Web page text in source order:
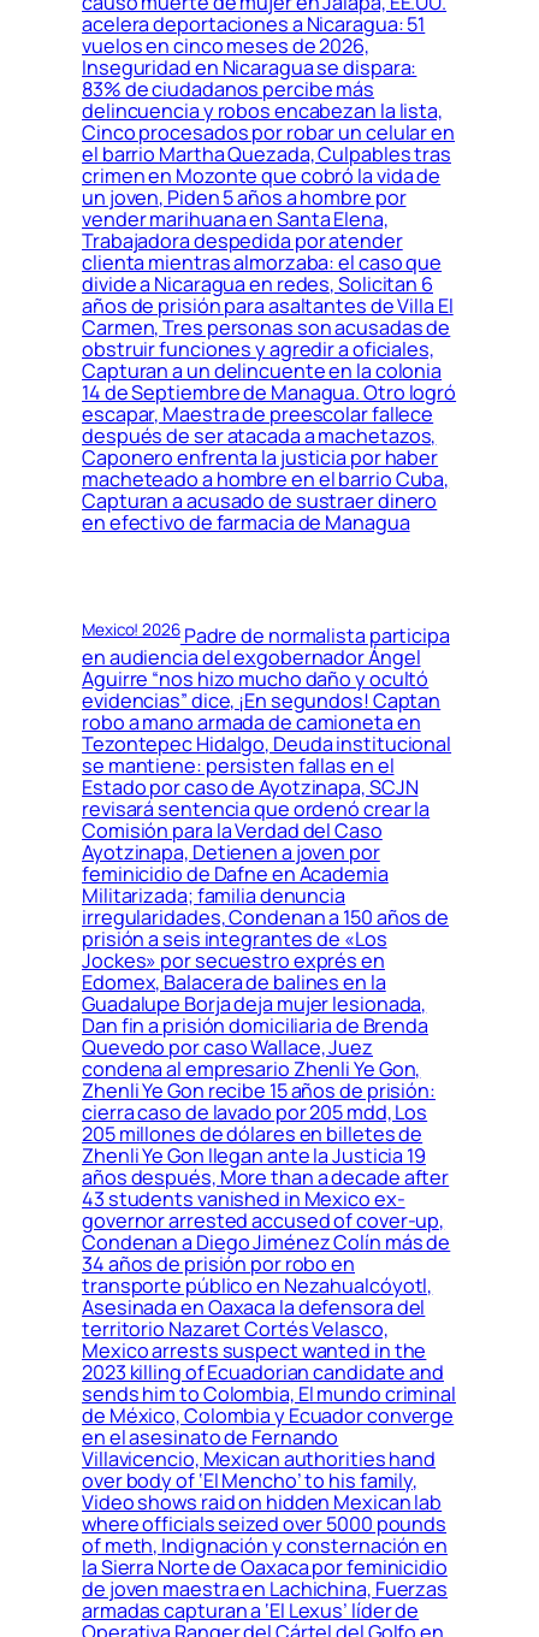
acelera deportaciones a Nicaragua: 51
vuelos en cinco meses de 2026,
Inseguridad en Nicaragua se dispara:
83% de ciudadanos percibe más
delincuencia y robos encabezan la lista,
Cinco procesados por robar un celular en
el barrio Martha Quezada, Culpables tras
crimen en Mozonte que cobró la vida de
un joven, Piden 5 años a hombre por
vender marihuana en Santa Elena,
Trabajadora despedida por atender
clienta mientras almorzaba: el caso que
divide a Nicaragua en redes, Solicitan 6
años de prisión para asaltantes de Villa El
Carmen, Tres personas son acusadas de
obstruir funciones y agredir a oficiales,
Capturan a un delincuente en la colonia
14 de Septiembre de Managua. Otro logró
escapar, Maestra de preescolar fallece
después de ser atacada a machetazos,
Caponero enfrenta la justicia por haber
macheteado a hombre en el barrio Cuba,
Capturan a acusado de sustraer dinero
en efectivo de farmacia de Managua
Mexico! 2026Padre de normalista participa
en audiencia del exgobernador Ángel
Aguirre “nos hizo mucho daño y ocultó
evidencias” dice, ¡En segundos! Captan
robo a mano armada de camioneta en
Tezontepec Hidalgo, Deuda institucional
se mantiene: persisten fallas en el
Estado por caso de Ayotzinapa, SCJN
revisará sentencia que ordenó crear la
Comisión para la Verdad del Caso
Ayotzinapa, Detienen a joven por
feminicidio de Dafne en Academia
Militarizada; familia denuncia
irregularidades, Condenan a 150 años de
prisión a seis integrantes de «Los
Jockes» por secuestro exprés en
Edomex, Balacera de balines en la
Guadalupe Borja deja mujer lesionada,
Dan fin a prisión domiciliaria de Brenda
Quevedo por caso Wallace, Juez
condena al empresario Zhenli Ye Gon,
Zhenli Ye Gon recibe 15 años de prisión:
cierra caso de lavado por 205 mdd, Los
205 millones de dólares en billetes de
Zhenli Ye Gon llegan ante la Justicia 19
años después, More than a decade after
43 students vanished in Mexico ex-
governor arrested accused of cover-up,
Condenan a Diego Jiménez Colín más de
34 años de prisión por robo en
transporte público en Nezahualcóyotl,
Asesinada en Oaxaca la defensora del
territorio Nazaret Cortés Velasco,
Mexico arrests suspect wanted in the
2023 killing of Ecuadorian candidate and
sends him to Colombia, El mundo criminal
de México, Colombia y Ecuador converge
en el asesinato de Fernando
Villavicencio, Mexican authorities hand
over body of ‘El Mencho’ to his family,
Video shows raid on hidden Mexican lab
where officials seized over 5000 pounds
of meth, Indignación y consternación en
la Sierra Norte de Oaxaca por feminicidio
de joven maestra en Lachichina, Fuerzas
armadas capturan a ‘El Lexus’ líder de